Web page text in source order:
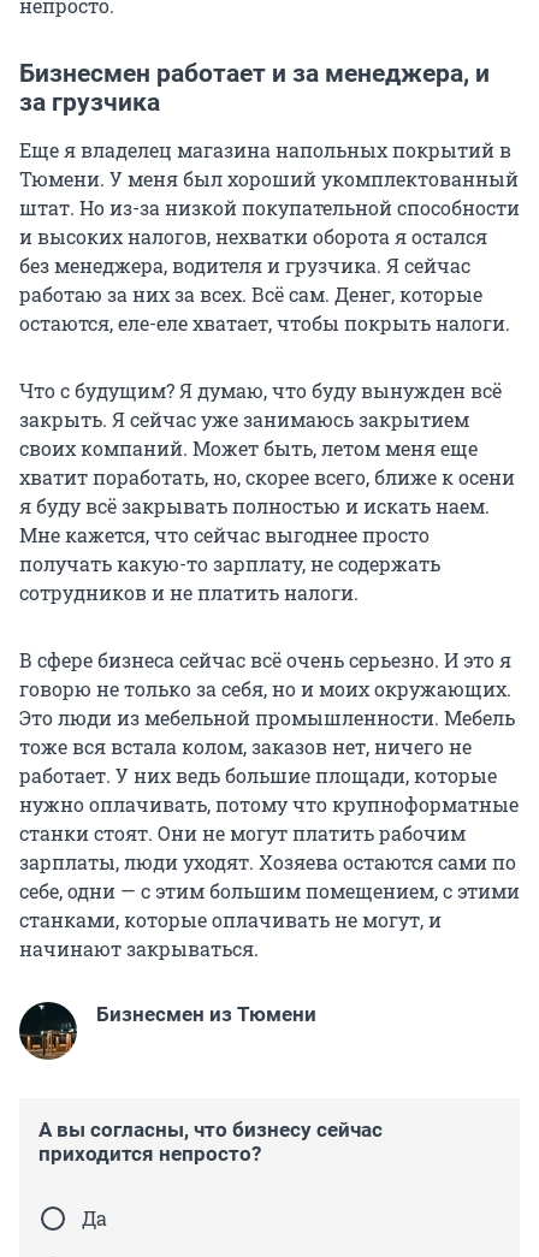
непросто.
Бизнесмен работает и за менеджера, и
за грузчика
Еще я владелец магазина напольных покрытий в
Тюмени. У меня был хороший укомплектованный
штат. Но из-за низкой покупательной способности
и высоких налогов, нехватки оборота я остался
без менеджера, водителя и грузчика. Я сейчас
работаю за них за всех. Всё сам. Денег, которые
остаются, еле-еле хватает, чтобы покрыть налоги.
Что с будущим? Я думаю, что буду вынужден всё
закрыть. Я сейчас уже занимаюсь закрытием
своих компаний. Может быть, летом меня еще
хватит поработать, но, скорее всего, ближе к осени
я буду всё закрывать полностью и искать наем.
Мне кажется, что сейчас выгоднее просто
получать какую-то зарплату, не содержать
сотрудников и не платить налоги.
В сфере бизнеса сейчас всё очень серьезно. И это я
говорю не только за себя, но и моих окружающих.
Это люди из мебельной промышленности. Мебель
тоже вся встала колом, заказов нет, ничего не
работает. У них ведь большие площади, которые
нужно оплачивать, потому что крупноформатные
станки стоят. Они не могут платить рабочим
зарплаты, люди уходят. Хозяева остаются сами по
себе, одни — с этим большим помещением, с этими
станками, которые оплачивать не могут, и
начинают закрываться.
Бизнесмен из Тюмени
А вы согласны, что бизнесу сейчас
приходится непросто?
Да